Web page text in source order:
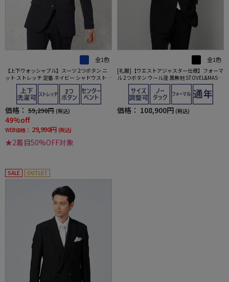
全1色
【上下ウォッシャブル】スーツ 2つボタン ニ
ット ストレッチ 定番 ネイビー シャドウストラ
イプ リッケンバッカー【i-Suit-アイスーツ-】
価格： 59,290円 (税込)
49%off
WEB価格： 29,990円 (税込)
★2着目50%OFF対象
全1色
[礼服]【ウエストアジャスター仕様】フォーマ
ル 2つボタン ウール混 黒無地 STOVEL&MASO
N 通年 礼服【定番】
価格： 108,900円 (税込)
SALE OUTLET